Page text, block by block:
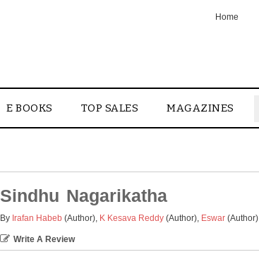
Home
E BOOKS TOP SALES MAGAZINES
Sindhu Nagarikatha
By Irafan Habeb (Author), K Kesava Reddy (Author), Eswar (Author)
Write A Review